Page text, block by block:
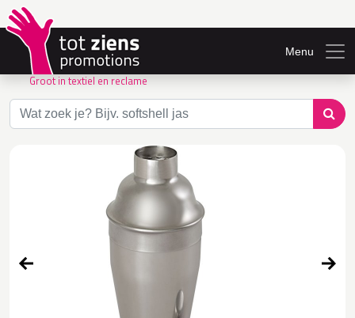
Groot in textiel en reclame
Menu